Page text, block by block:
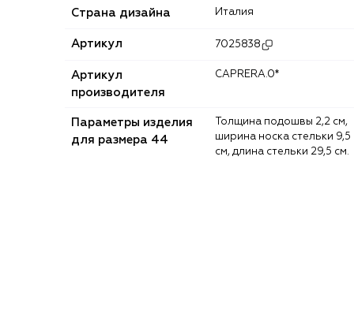
Страна дизайна Италия
Артикул 7025838
Артикул
производителя
CAPRERA.0*
Параметры изделия
для размера 44
ширина носка стельки 9,5
см, длина стельки 29,5 см.